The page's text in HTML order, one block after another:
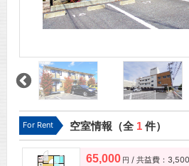
For Rent 空室情報（全 1件）
65,000 円 / 共益費：